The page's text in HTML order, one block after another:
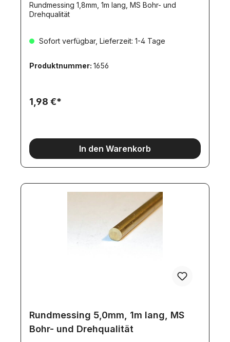
Rundmessing 1,8mm, 1m lang, MS Bohr- und
Drehqualität
Sofort verfügbar, Lieferzeit: 1-4 Tage
Produktnummer: 1656
1,98 €*
In den Warenkorb
Rundmessing 5,0mm, 1m lang, MS
Bohr- und Drehqualität